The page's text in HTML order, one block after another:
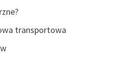
transportowa